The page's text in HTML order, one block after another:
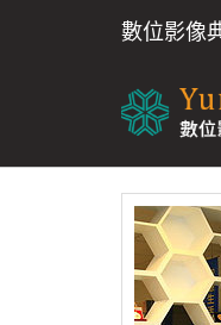
數位影像